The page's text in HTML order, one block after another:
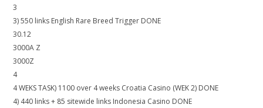
3
3) 550 links English Rare Breed Trigger DONE
30.12
3000A Z
3000Z
4
4 WEKS TASK) 1100 over 4 weeks Croatia Casino (WEK 2) DONE
4) 440 links + 85 sitewide links Indonesia Casino DONE